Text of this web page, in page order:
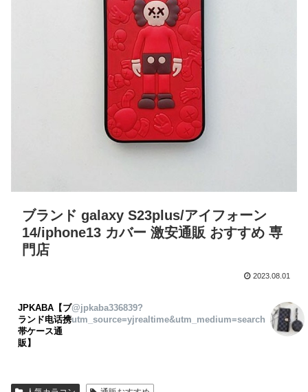
ブランド galaxy S23plus/アイフォーン
14/iphone13 カバー 激安通販 おすすめ 専
門店
2023.08.01
JPKABA【ブ
ランド电话携
帯ケース通
販】
@jpkaba336839?
utm_source=yjrealtime&utm_medium=search